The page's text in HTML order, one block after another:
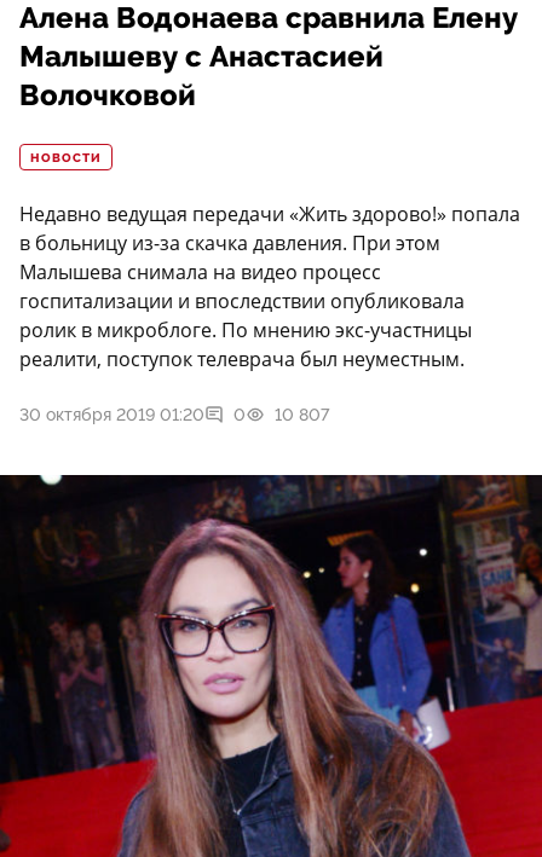
Алена Водонаева сравнила Елену
Малышеву с Анастасией
Волочковой
НОВОСТИ
Недавно ведущая передачи «Жить здорово!» попала
в больницу из-за скачка давления. При этом
Малышева снимала на видео процесс
госпитализации и впоследствии опубликовала
ролик в микроблоге. По мнению экс-участницы
реалити, поступок телеврача был неуместным.
30 октября 2019 01:20 0 10 807